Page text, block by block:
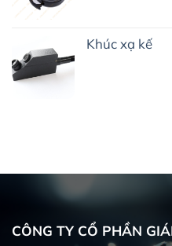
Khúc xạ kế
CÔNG TY CỔ PHẦN